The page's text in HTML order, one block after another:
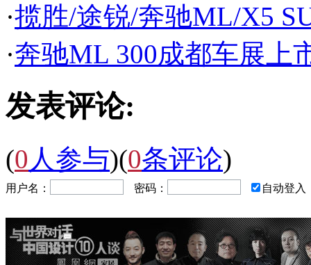
·揽胜/途锐/奔驰ML/X5
·奔驰ML 300成都车展上
发表评论:
(0 人参与)(0条评论)
用户名： 密码： 自动登入